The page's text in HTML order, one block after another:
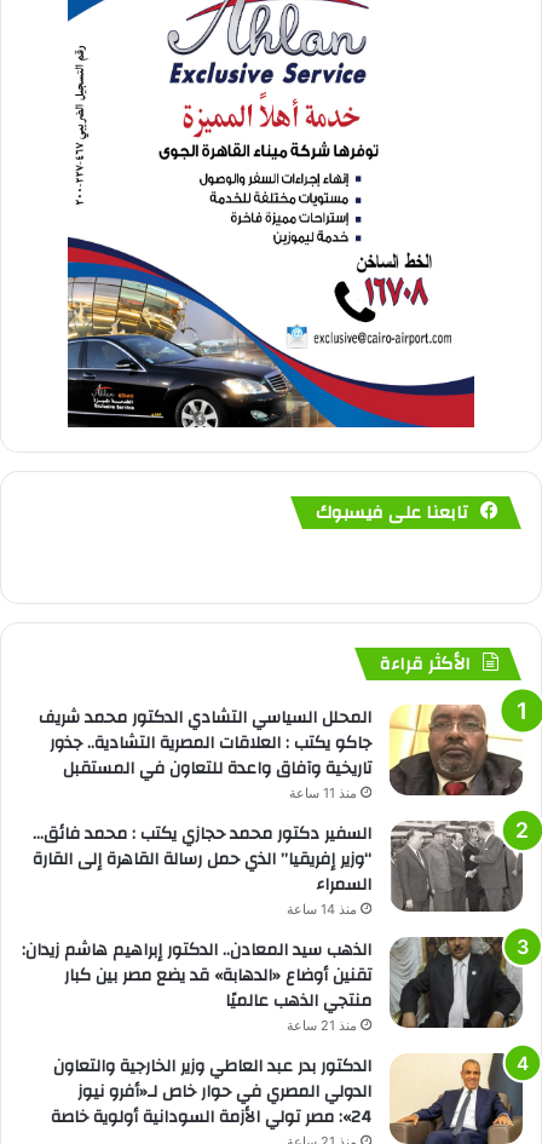
تابعنا على فيسبوك
الأكثر قراءة
المحلل السياسي التشادي الدكتور محمد شريف
جاكو يكتب : العلاقات المصرية التشادية.. جذور
تاريخية وآفاق واعدة للتعاون في المستقبل
منذ 11 ساعة
السفير دكتور محمد حجازي يكتب : محمد فائق…
“وزير إفريقيا” الذي حمل رسالة القاهرة إلى القارة
السمراء
منذ 14 ساعة
الذهب سيد المعادن.. الدكتور إبراهيم هاشم زيدان:
تقنين أوضاع «الدهابة» قد يضع مصر بين كبار
منتجي الذهب عالميًا
منذ 21 ساعة
الدكتور بدر عبد العاطي وزير الخارجية والتعاون
الدولي المصري في حوار خاص لـ«أفرو نيوز
24»: مصر تولي الأزمة السودانية أولوية خاصة